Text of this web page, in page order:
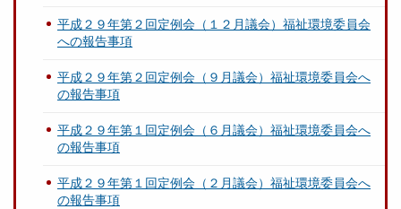
平成２９年第２回定例会（１２月議会）福祉環境委員会
への報告事項
平成２９年第２回定例会（９月議会）福祉環境委員会へ
の報告事項
平成２９年第１回定例会（６月議会）福祉環境委員会へ
の報告事項
平成２９年第１回定例会（２月議会）福祉環境委員会へ
の報告事項